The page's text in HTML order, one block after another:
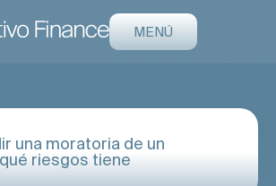
MENÚ
una moratoria de un
riesgos tiene